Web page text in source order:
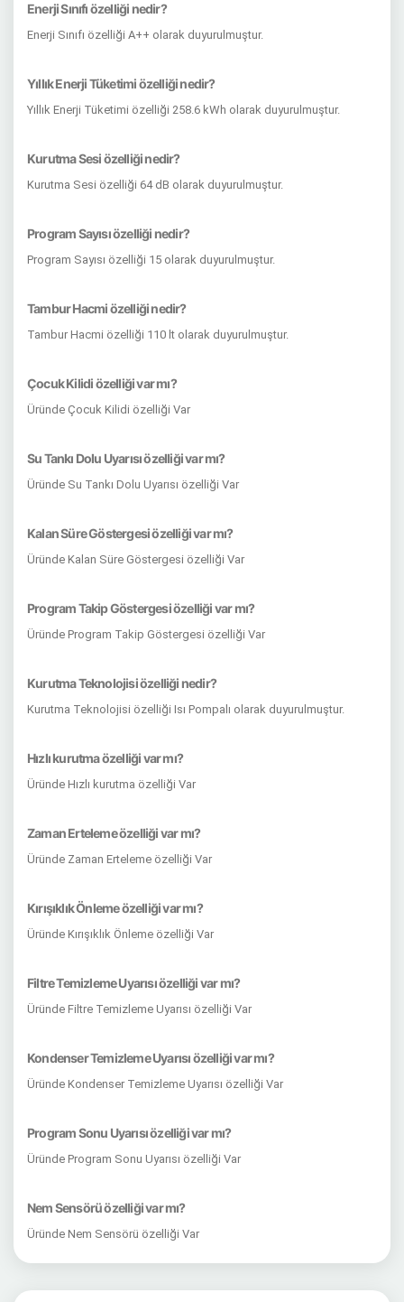
Enerji Sınıfı özelliği nedir?
Enerji Sınıfı özelliği A++ olarak duyurulmuştur.
Yıllık Enerji Tüketimi özelliği nedir?
Yıllık Enerji Tüketimi özelliği 258.6 kWh olarak duyurulmuştur.
Kurutma Sesi özelliği nedir?
Kurutma Sesi özelliği 64 dB olarak duyurulmuştur.
Program Sayısı özelliği nedir?
Program Sayısı özelliği 15 olarak duyurulmuştur.
Tambur Hacmi özelliği nedir?
Tambur Hacmi özelliği 110 lt olarak duyurulmuştur.
Çocuk Kilidi özelliği var mı?
Üründe Çocuk Kilidi özelliği Var
Su Tankı Dolu Uyarısı özelliği var mı?
Üründe Su Tankı Dolu Uyarısı özelliği Var
Kalan Süre Göstergesi özelliği var mı?
Üründe Kalan Süre Göstergesi özelliği Var
Program Takip Göstergesi özelliği var mı?
Üründe Program Takip Göstergesi özelliği Var
Kurutma Teknolojisi özelliği nedir?
Kurutma Teknolojisi özelliği Isı Pompalı olarak duyurulmuştur.
Hızlı kurutma özelliği var mı?
Üründe Hızlı kurutma özelliği Var
Zaman Erteleme özelliği var mı?
Üründe Zaman Erteleme özelliği Var
Kırışıklık Önleme özelliği var mı?
Üründe Kırışıklık Önleme özelliği Var
Filtre Temizleme Uyarısı özelliği var mı?
Üründe Filtre Temizleme Uyarısı özelliği Var
Kondenser Temizleme Uyarısı özelliği var mı?
Üründe Kondenser Temizleme Uyarısı özelliği Var
Program Sonu Uyarısı özelliği var mı?
Üründe Program Sonu Uyarısı özelliği Var
Nem Sensörü özelliği var mı?
Üründe Nem Sensörü özelliği Var